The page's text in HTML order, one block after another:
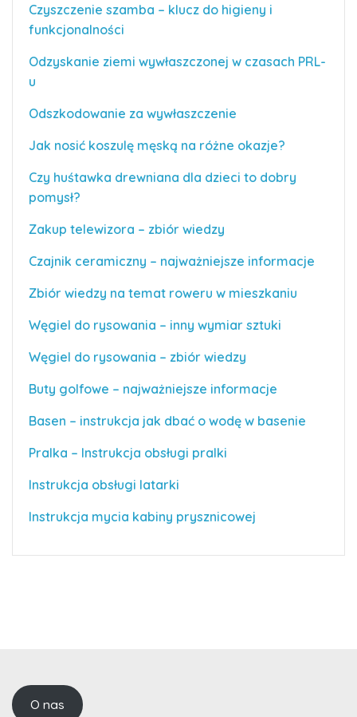
Czyszczenie szamba – klucz do higieny i
funkcjonalności
Odzyskanie ziemi wywłaszczonej w czasach PRL-
u
Odszkodowanie za wywłaszczenie
Jak nosić koszulę męską na różne okazje?
Czy huśtawka drewniana dla dzieci to dobry
pomysł?
Zakup telewizora – zbiór wiedzy
Czajnik ceramiczny – najważniejsze informacje
Zbiór wiedzy na temat roweru w mieszkaniu
Węgiel do rysowania – inny wymiar sztuki
Węgiel do rysowania – zbiór wiedzy
Buty golfowe – najważniejsze informacje
Basen – instrukcja jak dbać o wodę w basenie
Pralka – Instrukcja obsługi pralki
Instrukcja obsługi latarki
Instrukcja mycia kabiny prysznicowej
O nas